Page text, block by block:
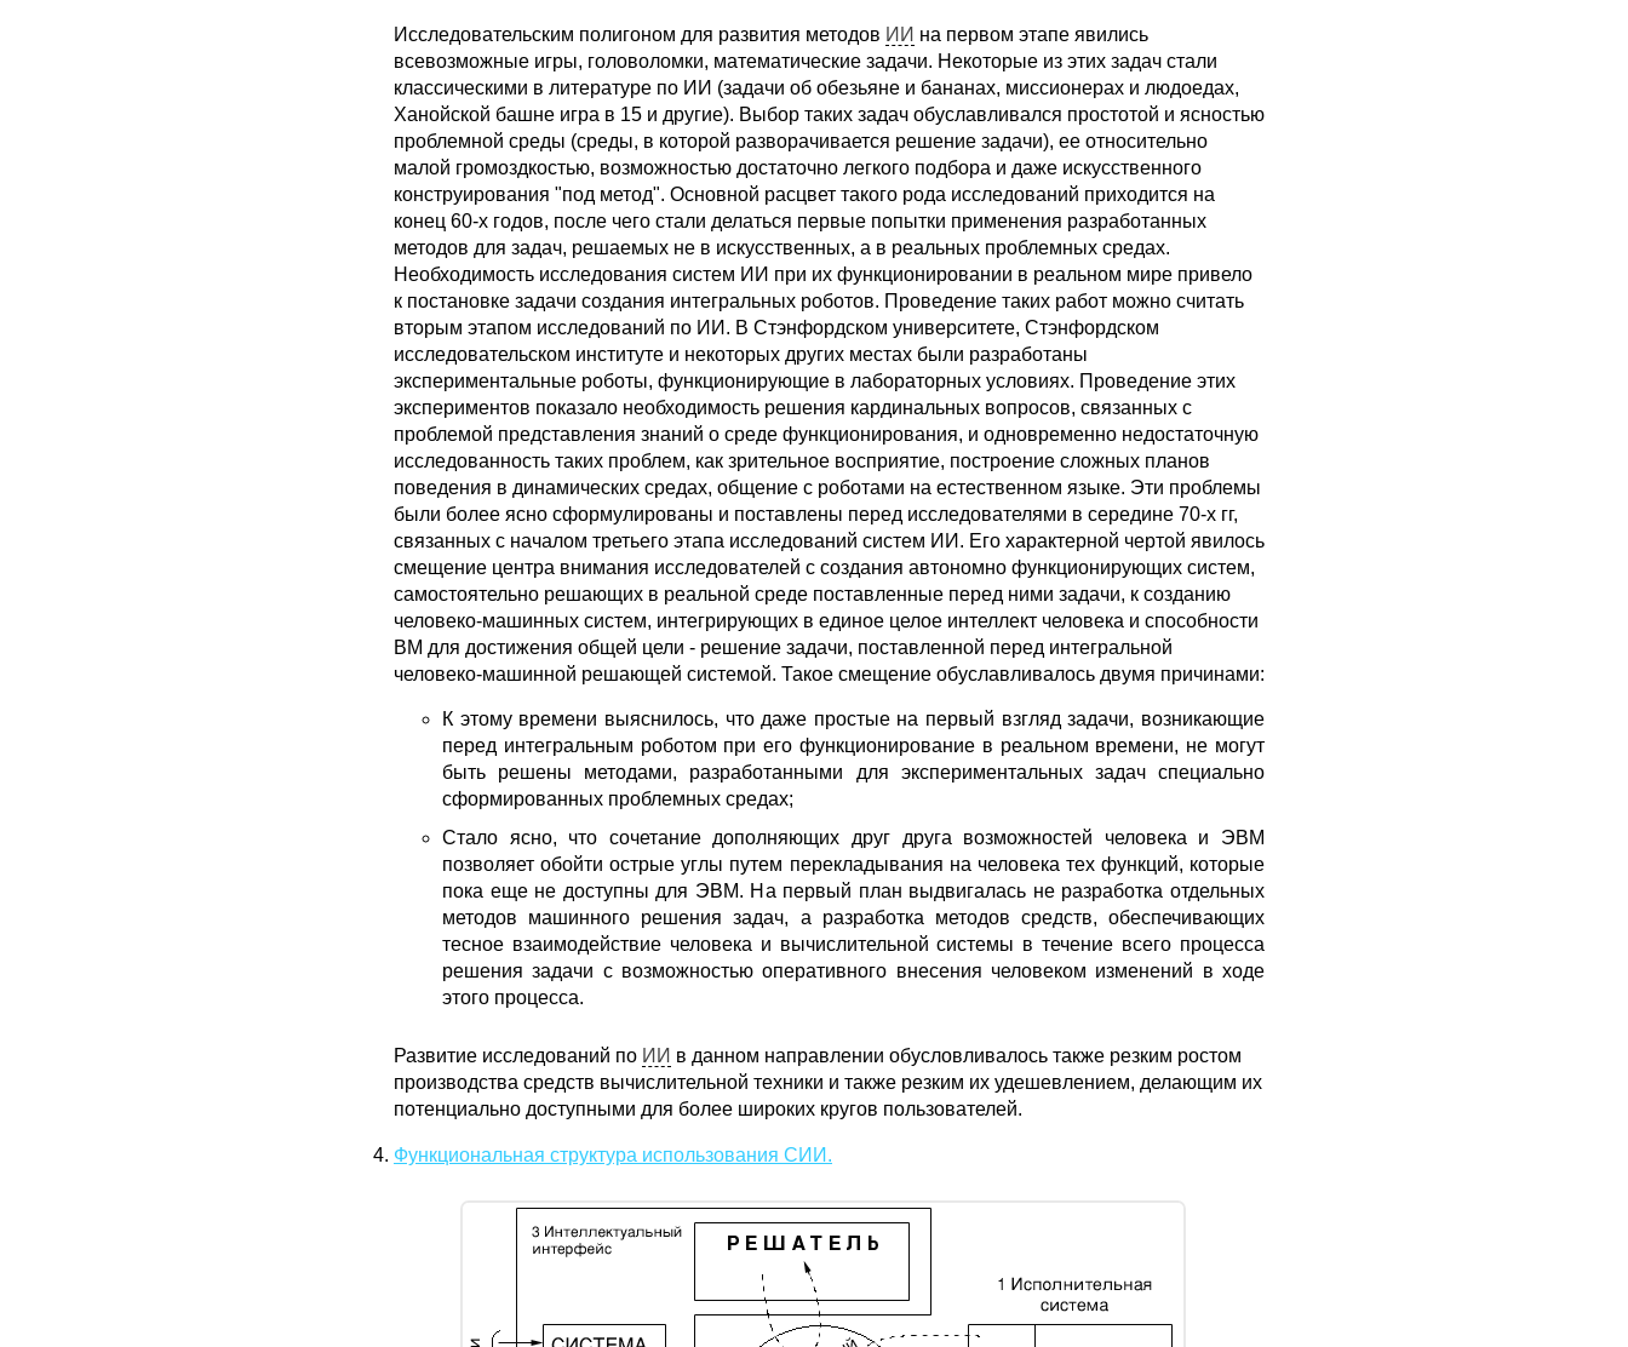
Исследовательским полигоном для развития методов ИИ на первом этапе явились
всевозможные игры, головоломки, математические задачи. Некоторые из этих задач стали
классическими в литературе по ИИ (задачи об обезьяне и бананах, миссионерах и людоедах,
Ханойской башне игра в 15 и другие). Выбор таких задач обуславливался простотой и ясностью
проблемной среды (среды, в которой разворачивается решение задачи), ее относительно
малой громоздкостью, возможностью достаточно легкого подбора и даже искусственного
конструирования "под метод". Основной расцвет такого рода исследований приходится на
конец 60-х годов, после чего стали делаться первые попытки применения разработанных
методов для задач, решаемых не в искусственных, а в реальных проблемных средах.
Необходимость исследования систем ИИ при их функционировании в реальном мире привело
к постановке задачи создания интегральных роботов. Проведение таких работ можно считать
вторым этапом исследований по ИИ. В Стэнфордском университете, Стэнфордском
исследовательском институте и некоторых других местах были разработаны
экспериментальные роботы, функционирующие в лабораторных условиях. Проведение этих
экспериментов показало необходимость решения кардинальных вопросов, связанных с
проблемой представления знаний о среде функционирования, и одновременно недостаточную
исследованность таких проблем, как зрительное восприятие, построение сложных планов
поведения в динамических средах, общение с роботами на естественном языке. Эти проблемы
были более ясно сформулированы и поставлены перед исследователями в середине 70-х гг,
связанных с началом третьего этапа исследований систем ИИ. Его характерной чертой явилось
смещение центра внимания исследователей с создания автономно функционирующих систем,
самостоятельно решающих в реальной среде поставленные перед ними задачи, к созданию
человеко-машинных систем, интегрирующих в единое целое интеллект человека и способности
ВМ для достижения общей цели - решение задачи, поставленной перед интегральной
человеко-машинной решающей системой. Такое смещение обуславливалось двумя причинами:
К этому времени выяснилось, что даже простые на первый взгляд задачи, возникающие
перед интегральным роботом при его функционирование в реальном времени, не могут
быть решены методами, разработанными для экспериментальных задач специально
сформированных проблемных средах;
Стало ясно, что сочетание дополняющих друг друга возможностей человека и ЭВМ
позволяет обойти острые углы путем перекладывания на человека тех функций, которые
пока еще не доступны для ЭВМ. На первый план выдвигалась не разработка отдельных
методов машинного решения задач, а разработка методов средств, обеспечивающих
тесное взаимодействие человека и вычислительной системы в течение всего процесса
решения задачи с возможностью оперативного внесения человеком изменений в ходе
этого процесса.
Развитие исследований по ИИ в данном направлении обусловливалось также резким ростом
производства средств вычислительной техники и также резким их удешевлением, делающим их
потенциально доступными для более широких кругов пользователей.
Функциональная структура использования СИИ.